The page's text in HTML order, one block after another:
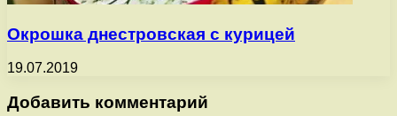
Окрошка днестровская с курицей
19.07.2019
Добавить комментарий